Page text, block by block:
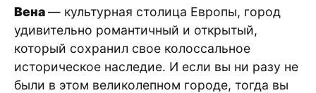
Вена— культурная столица Европы, город
удивительно романтичный и открытый,
который сохранил свое колоссальное
историческое наследие. И если вы ни разу не
были в этом великолепном городе, тогда вы